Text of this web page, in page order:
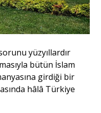
yüzyıllardır
bütün İslam
girdiği bir
hâlâ Türkiye